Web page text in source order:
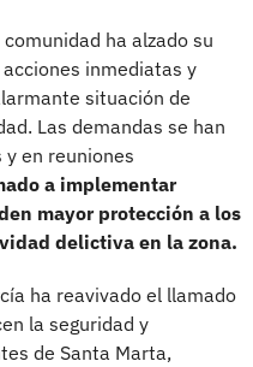
ha alzado su
inmediatas y
situación de
Las demandas se han
y en reuniones
a implementar
mayor protección a los
delictiva en la zona.
ha reavivado el llamado
la seguridad y
de Santa Marta,